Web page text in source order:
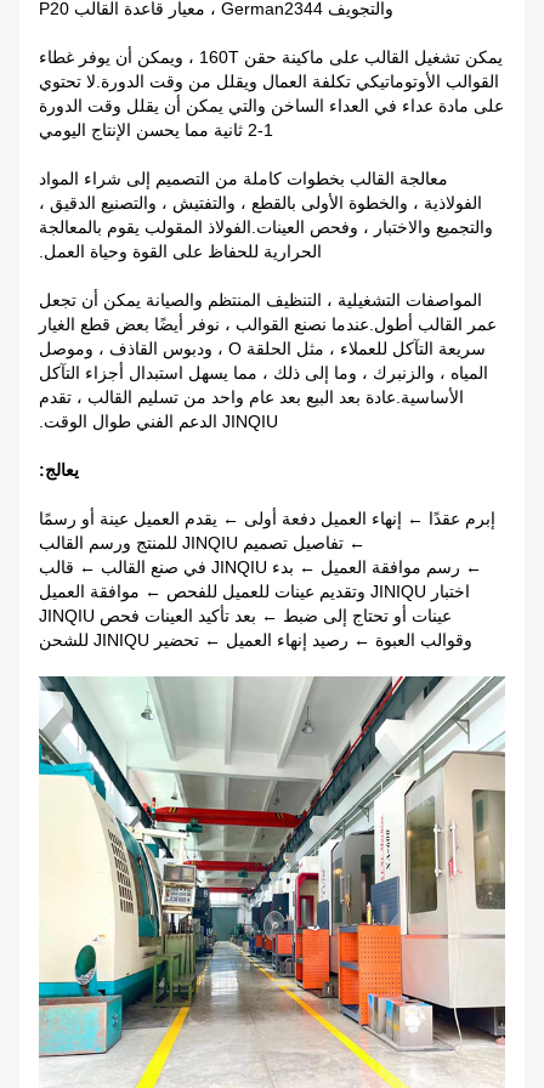
والتجويف German2344 ، معيار قاعدة القالب P20
يمكن تشغيل القالب على ماكينة حقن 160T ، ويمكن أن يوفر غطاء
القوالب الأوتوماتيكي تكلفة العمال ويقلل من وقت الدورة.لا تحتوي
على مادة عداء في العداء الساخن والتي يمكن أن يقلل وقت الدورة
1-2 ثانية مما يحسن الإنتاج اليومي
معالجة القالب بخطوات كاملة من التصميم إلى شراء المواد
الفولاذية ، والخطوة الأولى بالقطع ، والتفتيش ، والتصنيع الدقيق ،
والتجميع والاختبار ، وفحص العينات.الفولاذ المقولب يقوم بالمعالجة
الحرارية للحفاظ على القوة وحياة العمل.
المواصفات التشغيلية ، التنظيف المنتظم والصيانة يمكن أن تجعل
عمر القالب أطول.عندما نصنع القوالب ، نوفر أيضًا بعض قطع الغيار
سريعة التآكل للعملاء ، مثل الحلقة O ، ودبوس القاذف ، وموصل
المياه ، والزنبرك ، وما إلى ذلك ، مما يسهل استبدال أجزاء التآكل
الأساسية.عادة بعد البيع بعد عام واحد من تسليم القالب ، تقدم
JINQIU الدعم الفني طوال الوقت.
يعالج:
إبرم عقدًا ← إنهاء العميل دفعة أولى ← يقدم العميل عينة أو رسمًا
← تفاصيل تصميم JINQIU للمنتج ورسم القالب
← رسم موافقة العميل ← بدء JINQIU في صنع القالب ← قالب
اختبار JINIQU وتقديم عينات للعميل للفحص ← موافقة العميل
عينات أو تحتاج إلى ضبط ← بعد تأكيد العينات فحص JINQIU
وقوالب العبوة ← رصيد إنهاء العميل ← تحضير JINIQU للشحن